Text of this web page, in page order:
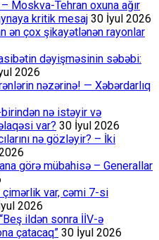
Moskva-Tehran oxuna ağır
kritik mesaj 30 İyul 2026
ən çox şikayətlənən rayonlar
dəyişməsinin səbəbi:
2026
nəzərinə! — Xəbərdarlıq
nə istəyir və
var? 30 İyul 2026
nə gözləyir? – İki
görə mübahisə – Generallar
çimərlik var, cəmi 7-si
2026
ildən sonra İİV-ə
çatacaq” 30 İyul 2026